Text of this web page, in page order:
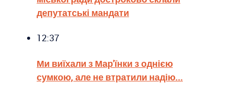
депутатські мандати
12:37
Ми виїхали з Мар'їнки з однією
сумкою, але не втратили надію...